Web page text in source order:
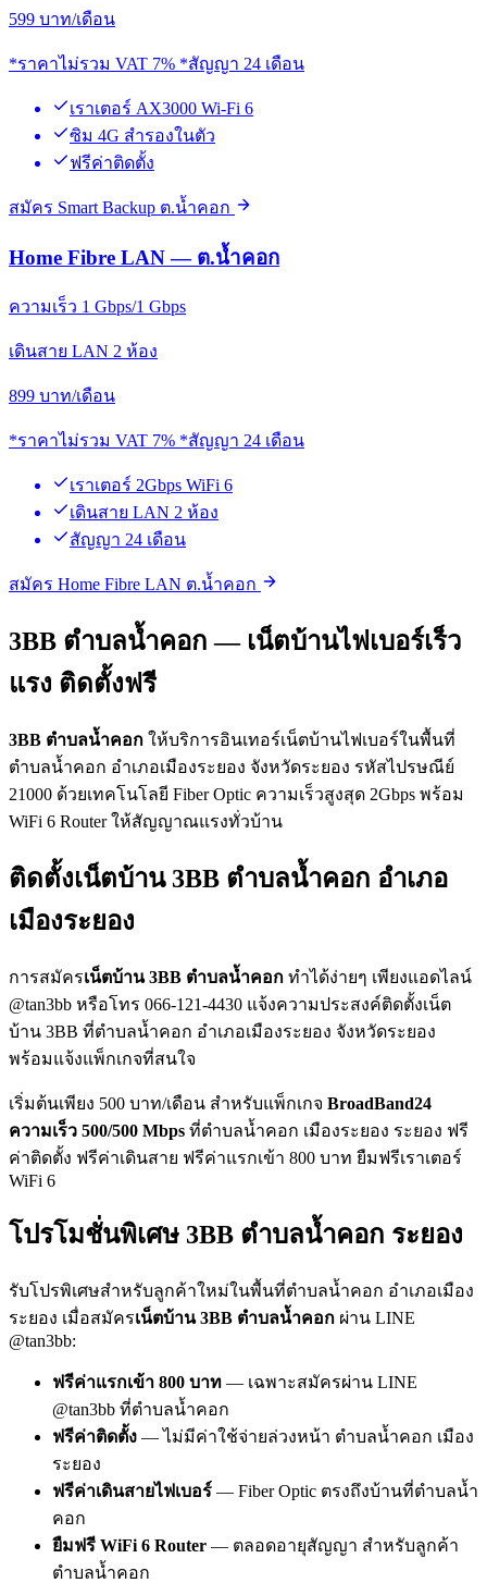
599 บาท/เดือน
*ราคาไม่รวม VAT 7% *สัญญา 24 เดือน
เราเตอร์ AX3000 Wi-Fi 6
ซิม 4G สำรองในตัว
ฟรีค่าติดตั้ง
สมัคร Smart Backup ต.น้ำคอก
Home Fibre LAN — ต.น้ำคอก
ความเร็ว 1 Gbps/1 Gbps
เดินสาย LAN 2 ห้อง
899 บาท/เดือน
*ราคาไม่รวม VAT 7% *สัญญา 24 เดือน
เราเตอร์ 2Gbps WiFi 6
เดินสาย LAN 2 ห้อง
สัญญา 24 เดือน
สมัคร Home Fibre LAN ต.น้ำคอก
3BB ตำบลน้ำคอก — เน็ตบ้านไฟเบอร์เร็ว
แรง ติดตั้งฟรี
3BB ตำบลน้ำคอก ให้บริการอินเทอร์เน็ตบ้านไฟเบอร์ในพื้นที่
ตำบลน้ำคอก อำเภอเมืองระยอง จังหวัดระยอง รหัสไปรษณีย์
21000 ด้วยเทคโนโลยี Fiber Optic ความเร็วสูงสุด 2Gbps พร้อม
WiFi 6 Router ให้สัญญาณแรงทั่วบ้าน
ติดตั้งเน็ตบ้าน 3BB ตำบลน้ำคอก อำเภอ
เมืองระยอง
การสมัครเน็ตบ้าน 3BB ตำบลน้ำคอก ทำได้ง่ายๆ เพียงแอดไลน์
@tan3bb หรือโทร 066-121-4430 แจ้งความประสงค์ติดตั้งเน็ต
บ้าน 3BB ที่ตำบลน้ำคอก อำเภอเมืองระยอง จังหวัดระยอง
พร้อมแจ้งแพ็กเกจที่สนใจ
เริ่มต้นเพียง 500 บาท/เดือน สำหรับแพ็กเกจ BroadBand24
ความเร็ว 500/500 Mbps ที่ตำบลน้ำคอก เมืองระยอง ระยอง ฟรี
ค่าติดตั้ง ฟรีค่าเดินสาย ฟรีค่าแรกเข้า 800 บาท ยืมฟรีเราเตอร์
WiFi 6
โปรโมชั่นพิเศษ 3BB ตำบลน้ำคอก ระยอง
รับโปรพิเศษสำหรับลูกค้าใหม่ในพื้นที่ตำบลน้ำคอก อำเภอเมือง
ระยอง เมื่อสมัครเน็ตบ้าน 3BB ตำบลน้ำคอก ผ่าน LINE
@tan3bb:
ฟรีค่าแรกเข้า 800 บาท — เฉพาะสมัครผ่าน LINE
@tan3bb ที่ตำบลน้ำคอก
ฟรีค่าติดตั้ง — ไม่มีค่าใช้จ่ายล่วงหน้า ตำบลน้ำคอก เมือง
ระยอง
ฟรีค่าเดินสายไฟเบอร์ — Fiber Optic ตรงถึงบ้านที่ตำบลน้ำ
คอก
ยืมฟรี WiFi 6 Router — ตลอดอายุสัญญา สำหรับลูกค้า
ตำบลน้ำคอก